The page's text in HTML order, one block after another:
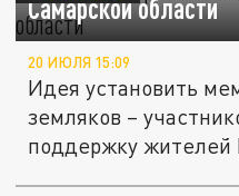
Самарской области
20 ИЮЛЯ 15:09
Идея установить
земляков –
поддержку жителей